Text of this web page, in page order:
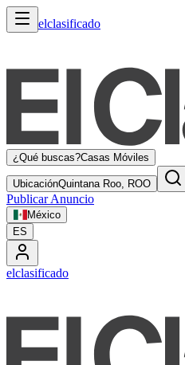
elclasificado
¿Qué buscas?Casas Móviles
UbicaciónQuintana Roo, ROO
Publicar Anuncio
México
ES
elclasificado